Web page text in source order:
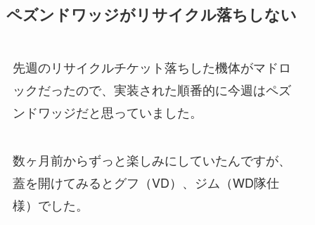
ペズンドワッジがリサイクル落ちしない
先週のリサイクルチケット落ちした機体がマドロ
ックだったので、実装された順番的に今週はペズ
ンドワッジだと思っていました。
数ヶ月前からずっと楽しみにしていたんですが、
蓋を開けてみるとグフ（VD）、ジム（WD隊仕
様）でした。